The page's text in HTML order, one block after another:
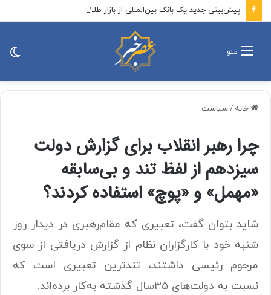
منو
خانه /سیاست
چرا رهبر انقلاب برای گزارش دولت
سیزدهم از لفظ تند و بی‌سابقه
«مهمل» و «پوچ» استفاده کردند؟
شاید بتوان گفت، تعبیری که مقام‌رهبری در دیدار روز
شنبه خود با کارگزاران نظام از گزارش دریافتی از سوی
مرحوم رئیسی داشتند، تندترین تعبیری است که
نسبت به دولت‌های ۳۵سال گذشته به‌کار برده‌اند.